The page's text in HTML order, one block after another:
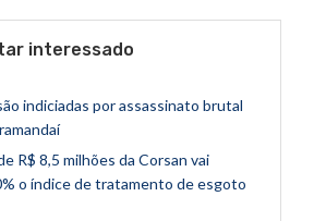
interessado
indiciadas por assassinato brutal
R$ 8,5 milhões da Corsan vai
o índice de tratamento de esgoto